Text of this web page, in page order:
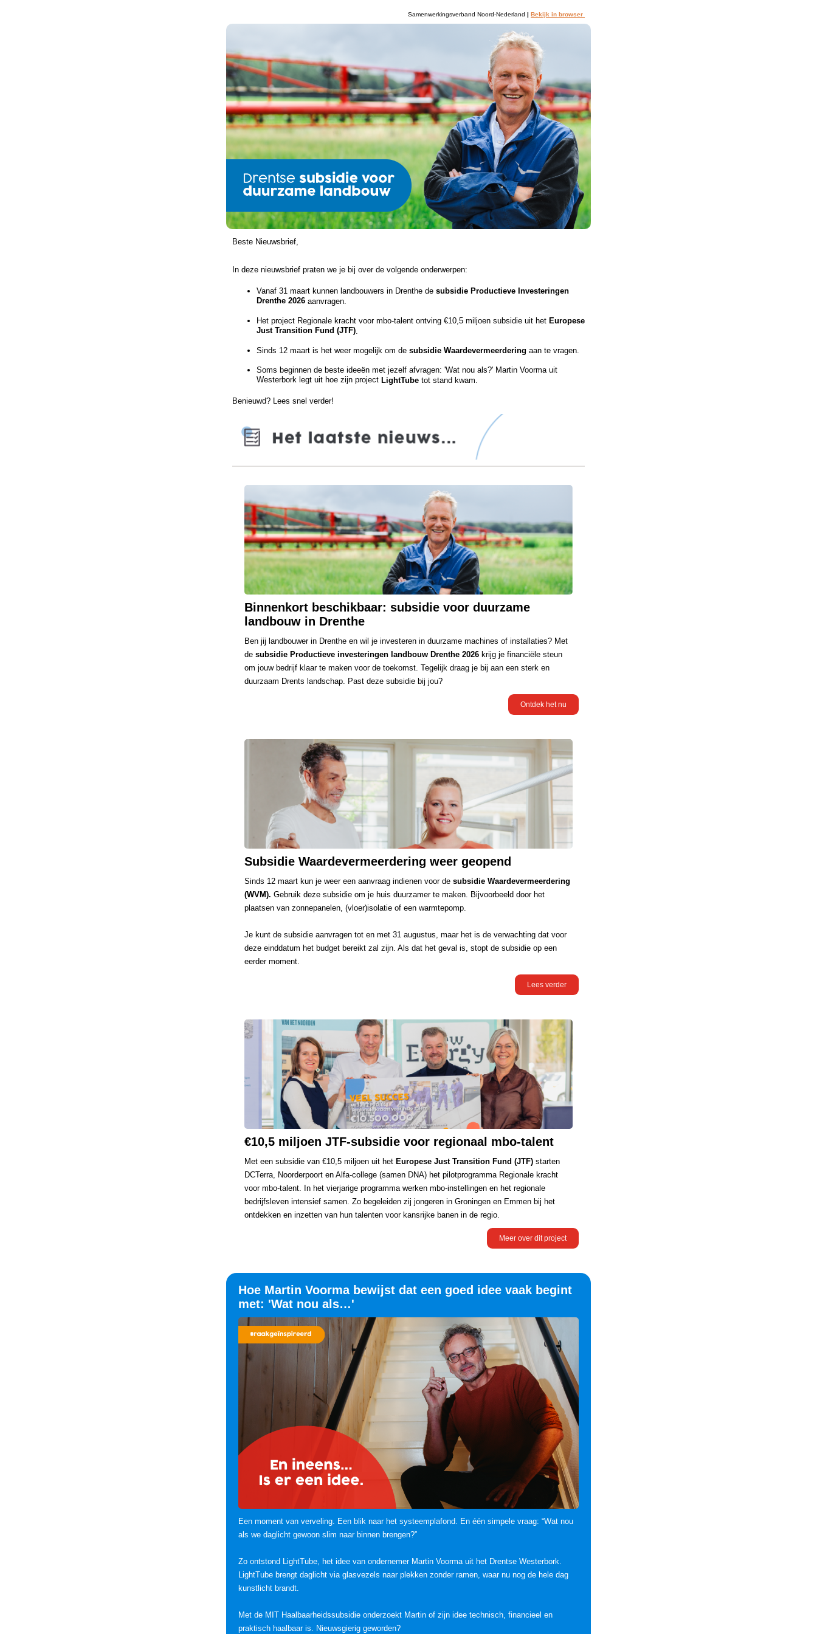
Samenwerkingsverband Noord-Nederland | Bekijk in browser
Beste Nieuwsbrief,
In deze nieuwsbrief praten we je bij over de volgende onderwerpen:
Vanaf 31 maart kunnen landbouwers in Drenthe de subsidie Productieve Investeringen
Drenthe 2026 aanvragen.
Het project Regionale kracht voor mbo-talent ontving €10,5 miljoen subsidie uit het Europese
Just Transition Fund (JTF)
Sinds 12 maart is het weer mogelijk om de subsidie Waardevermeerdering aan te vragen.
Soms beginnen de beste ideeën met jezelf afvragen: 'Wat nou als?' Martin Voorma uit
Westerbork legt uit hoe zijn project LightTube tot stand kwam.
Benieuwd? Lees snel verder!
Binnenkort beschikbaar: subsidie voor duurzame
landbouw in Drenthe
Ben jij landbouwer in Drenthe en wil je investeren in duurzame machines of installaties? Met
de subsidie Productieve investeringen landbouw Drenthe 2026 krijg je financiële steun
om jouw bedrijf klaar te maken voor de toekomst. Tegelijk draag je bij aan een sterk en
duurzaam Drents landschap. Past deze subsidie bij jou?
Ontdek het nu
Subsidie Waardevermeerdering weer geopend
Sinds 12 maart kun je weer een aanvraag indienen voor de subsidie Waardevermeerdering
(WVM). Gebruik deze subsidie om je huis duurzamer te maken. Bijvoorbeeld door het
plaatsen van zonnepanelen, (vloer)isolatie of een warmtepomp.
Je kunt de subsidie aanvragen tot en met 31 augustus, maar het is de verwachting dat voor
deze einddatum het budget bereikt zal zijn. Als dat het geval is, stopt de subsidie op een
eerder moment.
Lees verder
€10,5 miljoen JTF-subsidie voor regionaal mbo-talent
Met een subsidie van €10,5 miljoen uit het Europese Just Transition Fund (JTF) starten
DCTerra, Noorderpoort en Alfa-college (samen DNA) het pilotprogramma Regionale kracht
voor mbo-talent. In het vierjarige programma werken mbo-instellingen en het regionale
bedrijfsleven intensief samen. Zo begeleiden zij jongeren in Groningen en Emmen bij het
ontdekken en inzetten van hun talenten voor kansrijke banen in de regio.
Meer over dit project
Hoe Martin Voorma bewijst dat een goed idee vaak begint
met: 'Wat nou als…'
Een moment van verveling. Een blik naar het systeemplafond. En één simpele vraag: “Wat nou
als we daglicht gewoon slim naar binnen brengen?”
Zo ontstond LightTube, het idee van ondernemer Martin Voorma uit het Drentse Westerbork.
LightTube brengt daglicht via glasvezels naar plekken zonder ramen, waar nu nog de hele dag
kunstlicht brandt.
Met de MIT Haalbaarheidssubsidie onderzoekt Martin of zijn idee technisch, financieel en
praktisch haalbaar is. Nieuwsgierig geworden?